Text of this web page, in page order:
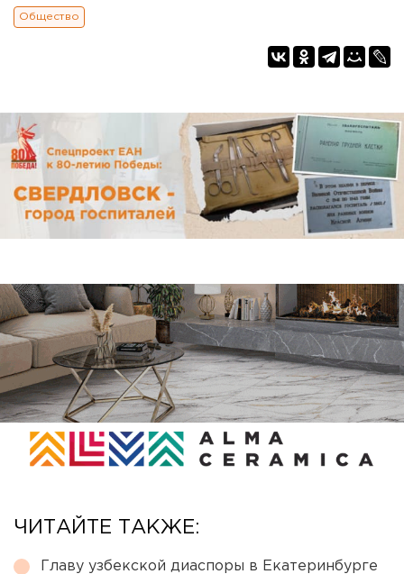
Общество
ЧИТАЙТЕ ТАКЖЕ:
Главу узбекской диаспоры в Екатеринбурге